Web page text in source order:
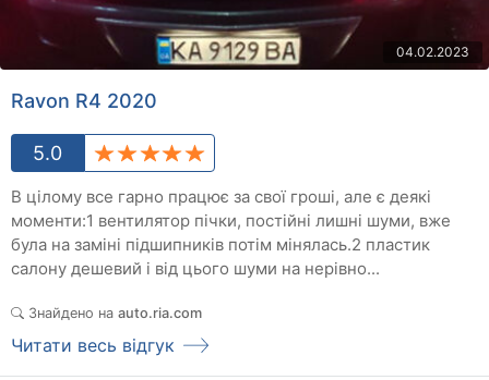
04.02.2023
Ravon R4 2020
5.0
В цілому все гарно працює за свої гроші, але є деякі
моменти:1 вентилятор пічки, постійні лишні шуми, вже
була на заміні підшипників потім мінялась.2 пластик
салону дешевий і від цього шуми на нерівно...
Знайдено на auto.ria.com
Читати весь відгук